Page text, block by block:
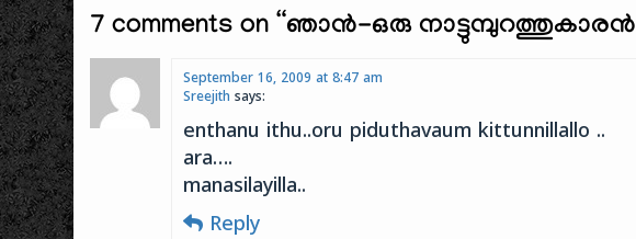
7 comments on “ഞാന്‍-ഒരു നാട്ടുമ്പുറത്തുകാരന്‍
September 16, 2009 at 8:47 am
Sreejith says:
enthanu ithu..oru piduthavaum kittunnillallo ..
ara….
manasilayilla..
Reply